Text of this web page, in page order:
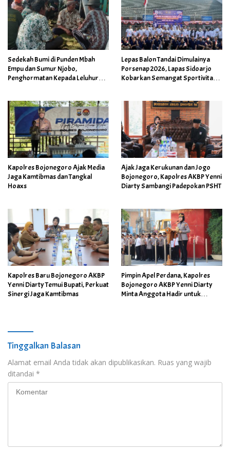
Sedekah Bumi di Punden Mbah
Empu dan Sumur Njobo,
Penghormatan Kepada Leluhur
Lepas Balon Tandai Dimulainya
Porsenap 2026, Lapas Sidoarjo
Kobarkan Semangat Sportivitas
Kapolres Bojonegoro Ajak Media
Jaga Kamtibmas dan Tangkal
Hoaxs
Ajak Jaga Kerukunan dan Jogo
Bojonegoro, Kapolres AKBP Yenni
Diarty Sambangi Padepokan PSHT
Kapolres Baru Bojonegoro AKBP
Yenni Diarty Temui Bupati, Perkuat
Sinergi Jaga Kamtibmas
Pimpin Apel Perdana, Kapolres
Bojonegoro AKBP Yenni Diarty
Minta Anggota Hadir untuk
Tinggalkan Balasan
Alamat email Anda tidak akan dipublikasikan. Ruas yang wajib
ditandai *